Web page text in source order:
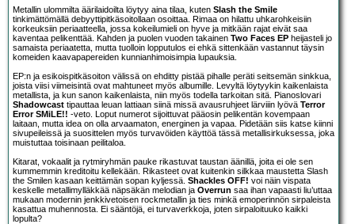
Metallin ulommilta äärilaidoilta löytyy aina tilaa, kuten Slash the Smile
tinkimättömällä debyyttipitkäsoitollaan osoittaa. Rimaa on hilattu uhkarohkeisiin
korkeuksiin periaatteella, jossa kokeilumieli on hyve ja mitkään rajat eivät saa
kaventaa pelikenttää. Kahden ja puolen vuoden takainen Two Faces EP heijasteli jo
samaista periaatetta, mutta tuolloin lopputulos ei ehkä sittenkään vastannut täysin
komeiden kaavapapereiden kunnianhimoisimpia lupauksia.
EP:n ja esikoispitkäsoiton välissä on ehditty pistää pihalle peräti seitsemän sinkkua,
joista viisi viimeisintä ovat mahtuneet myös albumille. Levyltä löytyykin kaikenlaista
metallista, ja kun sanon kaikenlaista, niin myös todella tarkoitan sitä. Pianoslovari
Shadowcast tipauttaa leuan lattiaan siinä missä avausruhjeet lärviiin lyövä Terror
Error SMiLE!! -veto. Loput numerot sijoittuvat pääosin pelikentän kovempaan
laitaan, mutta idea on olla arvaamaton, energinen ja vapaa. Pidetään siis katse kiinni
sivupeileissä ja suosittelen myös turvavöiden käyttöä tässä metallisirkuksessa, joka
muistuttaa toisinaan peilitaloa.
Kitarat, vokaalit ja rytmiryhmän pauke rikastuvat taustan äänillä, joita ei ole sen
kummemmin kreditoitu kellekään. Rikasteet ovat kuitenkin silkkaa maustetta Slash
the Smilen kasaan keittämän sopan kyljessä. Shackles OFF! voi näin vispata
keskelle metallimylläkkää näpsäkän melodian ja Overrun saa ihan vapaasti liu’uttaa
mukaan modernin jenkkivetoisen rockmetallin ja ties minkä emoperinnön sirpaleista
kasattua muhennosta. Ei sääntöjä, ei turvaverkkoja, joten sirpaloituuko kaikki
lopulta?